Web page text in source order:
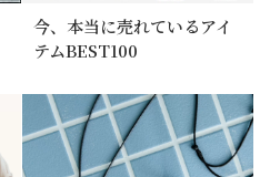
今、本当に売れているアイ
テムBEST100